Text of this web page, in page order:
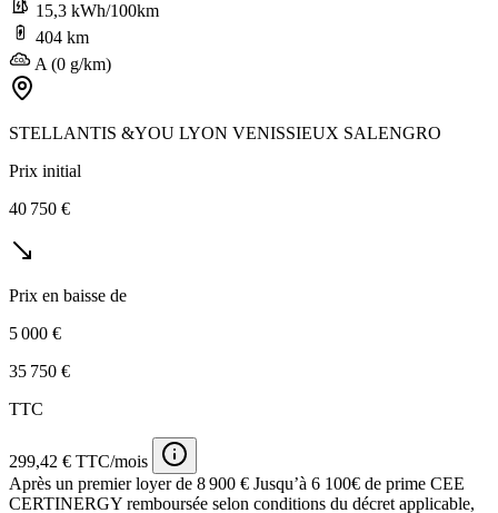
15,3 kWh/100km
404 km
A (0 g/km)
STELLANTIS &YOU LYON VENISSIEUX SALENGRO
Prix initial
40 750 €
Prix en baisse de
5 000 €
35 750 €
TTC
299,42 € TTC/mois
Après un premier loyer de 8 900 € Jusqu’à 6 100€ de prime CEE
CERTINERGY remboursée selon conditions du décret applicable,